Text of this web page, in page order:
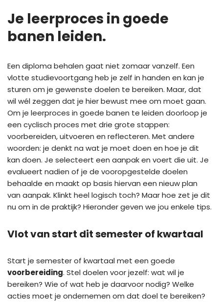
Je leerproces in goede
banen leiden.
Een diploma behalen gaat niet zomaar vanzelf. Een
vlotte studievoortgang heb je zelf in handen en kan je
sturen om je gewenste doelen te bereiken. Maar, dat
wil wél zeggen dat je hier bewust mee om moet gaan.
Om je leerproces in goede banen te leiden doorloop je
een cyclisch proces met drie grote stappen:
voorbereiden, uitvoeren en reflecteren. Met andere
woorden: je denkt na wat je moet doen en hoe je dit
kan doen. Je selecteert een aanpak en voert die uit. Je
evalueert nadien of je de vooropgestelde doelen
behaalde en maakt op basis hiervan een nieuw plan
van aanpak. Klinkt heel logisch toch? Maar hoe zet je dit
nu om in de praktijk? Hieronder geven we jou enkele tips.
Vlot van start dit semester of kwartaal
Start je semester of kwartaal met een goede
voorbereiding. Stel doelen voor jezelf: wat wil je
bereiken? Wie of wat heb je daarvoor nodig? Welke
acties moet je ondernemen om dat doel te bereiken?